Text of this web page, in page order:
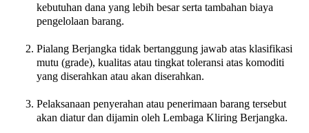
kebutuhan dana yang lebih besar serta tambahan biaya
pengelolaan barang.
Pialang Berjangka tidak bertanggung jawab atas klasifikasi
mutu (grade), kualitas atau tingkat toleransi atas komoditi
yang diserahkan atau akan diserahkan.
Pelaksanaan penyerahan atau penerimaan barang tersebut
akan diatur dan dijamin oleh Lembaga Kliring Berjangka.